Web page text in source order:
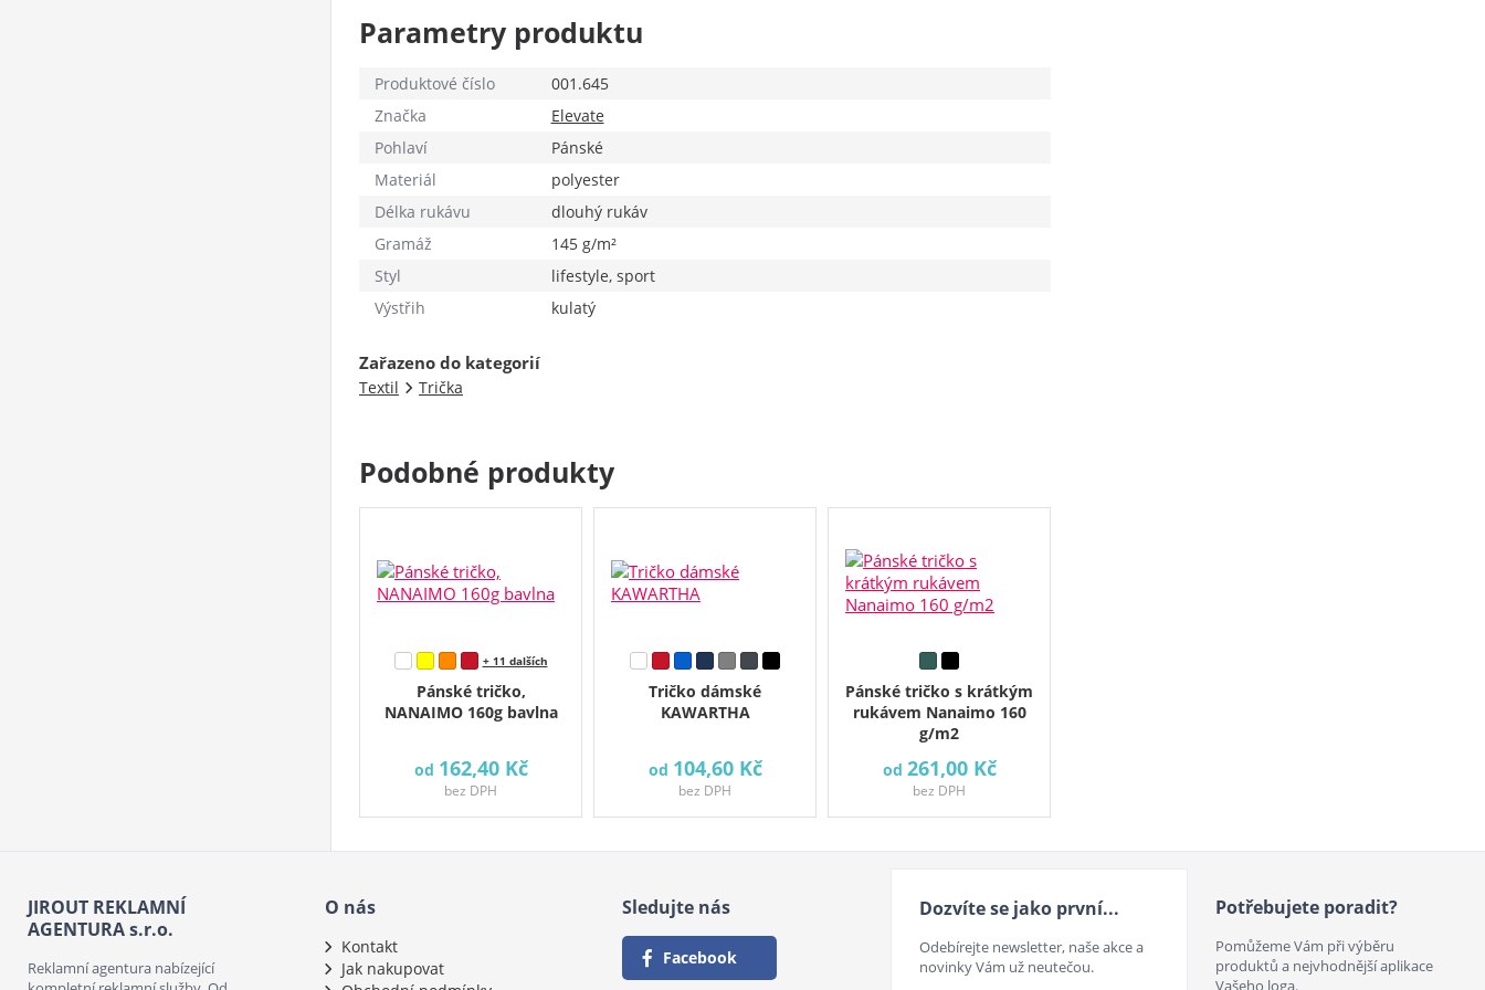
Parametry produktu
Produktové číslo
001.645
Značka
Elevate
Pohlaví
Pánské
Materiál
polyester
Délka rukávu
dlouhý rukáv
Gramáž
145 g/m²
Styl
lifestyle, sport
Výstřih
kulatý
Zařazeno do kategorií
Textil Trička
Podobné produkty
Pánské tričko,
NANAIMO 160g bavlna
+ 11 dalších
od 162,40 Kč
bez DPH
Tričko dámské
KAWARTHA
od 104,60 Kč
bez DPH
Pánské tričko s krátkým
rukávem Nanaimo 160
g/m2
od 261,00 Kč
bez DPH
JIROUT REKLAMNÍ
AGENTURA s.r.o.
Reklamní agentura nabízející
O nás
Kontakt
Jak nakupovat
Sledujte nás
Facebook
Dozvíte se jako první...
Odebírejte newsletter, naše akce a
novinky Vám už neutečou.
Potřebujete poradit?
Pomůžeme Vám při výběru
produktů a nejvhodnější aplikace
Vašeho loga.